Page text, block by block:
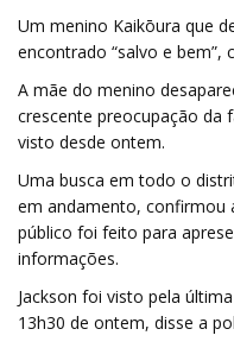
Um menino Kaikōura que
encontrado “salvo e bem”,
A mãe do menino
crescente preocupação da
visto desde ontem.
Uma busca em todo o
em andamento, confirmou
público foi feito para
informações.
Jackson foi visto pela
13h30 de ontem, disse a